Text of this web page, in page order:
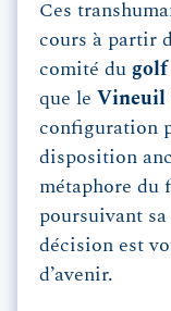
Ces
cours à partir
comité du
que le Vineuil
configuration
disposition
métaphore du
poursuivant
décision est
d’avenir.